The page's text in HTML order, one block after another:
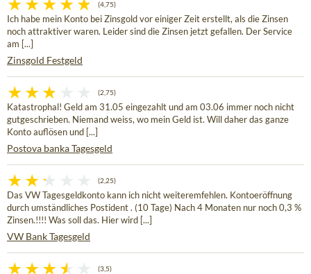
(4,75)
Ich habe mein Konto bei Zinsgold vor einiger Zeit erstellt, als die Zinsen
noch attraktiver waren. Leider sind die Zinsen jetzt gefallen. Der Service
am [...]
Zinsgold Festgeld
(2,75)
Katastrophal! Geld am 31.05 eingezahlt und am 03.06 immer noch nicht
gutgeschrieben. Niemand weiss, wo mein Geld ist. Will daher das ganze
Konto auflösen und [...]
Postova banka Tagesgeld
(2,25)
Das VW Tagesgeldkonto kann ich nicht weiteremfehlen. Kontoeröffnung
durch umständliches Postident . (10 Tage) Nach 4 Monaten nur noch 0,3 %
Zinsen.!!!! Was soll das. Hier wird [...]
VW Bank Tagesgeld
(3,5)